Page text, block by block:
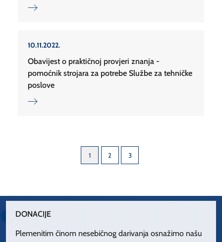
10.11.2022.
Obavijest o praktičnoj provjeri znanja -
pomoćnik strojara za potrebe Službe za tehničke
poslove
1 2 3
DONACIJE
Plemenitim činom nesebičnog darivanja osnažimo našu